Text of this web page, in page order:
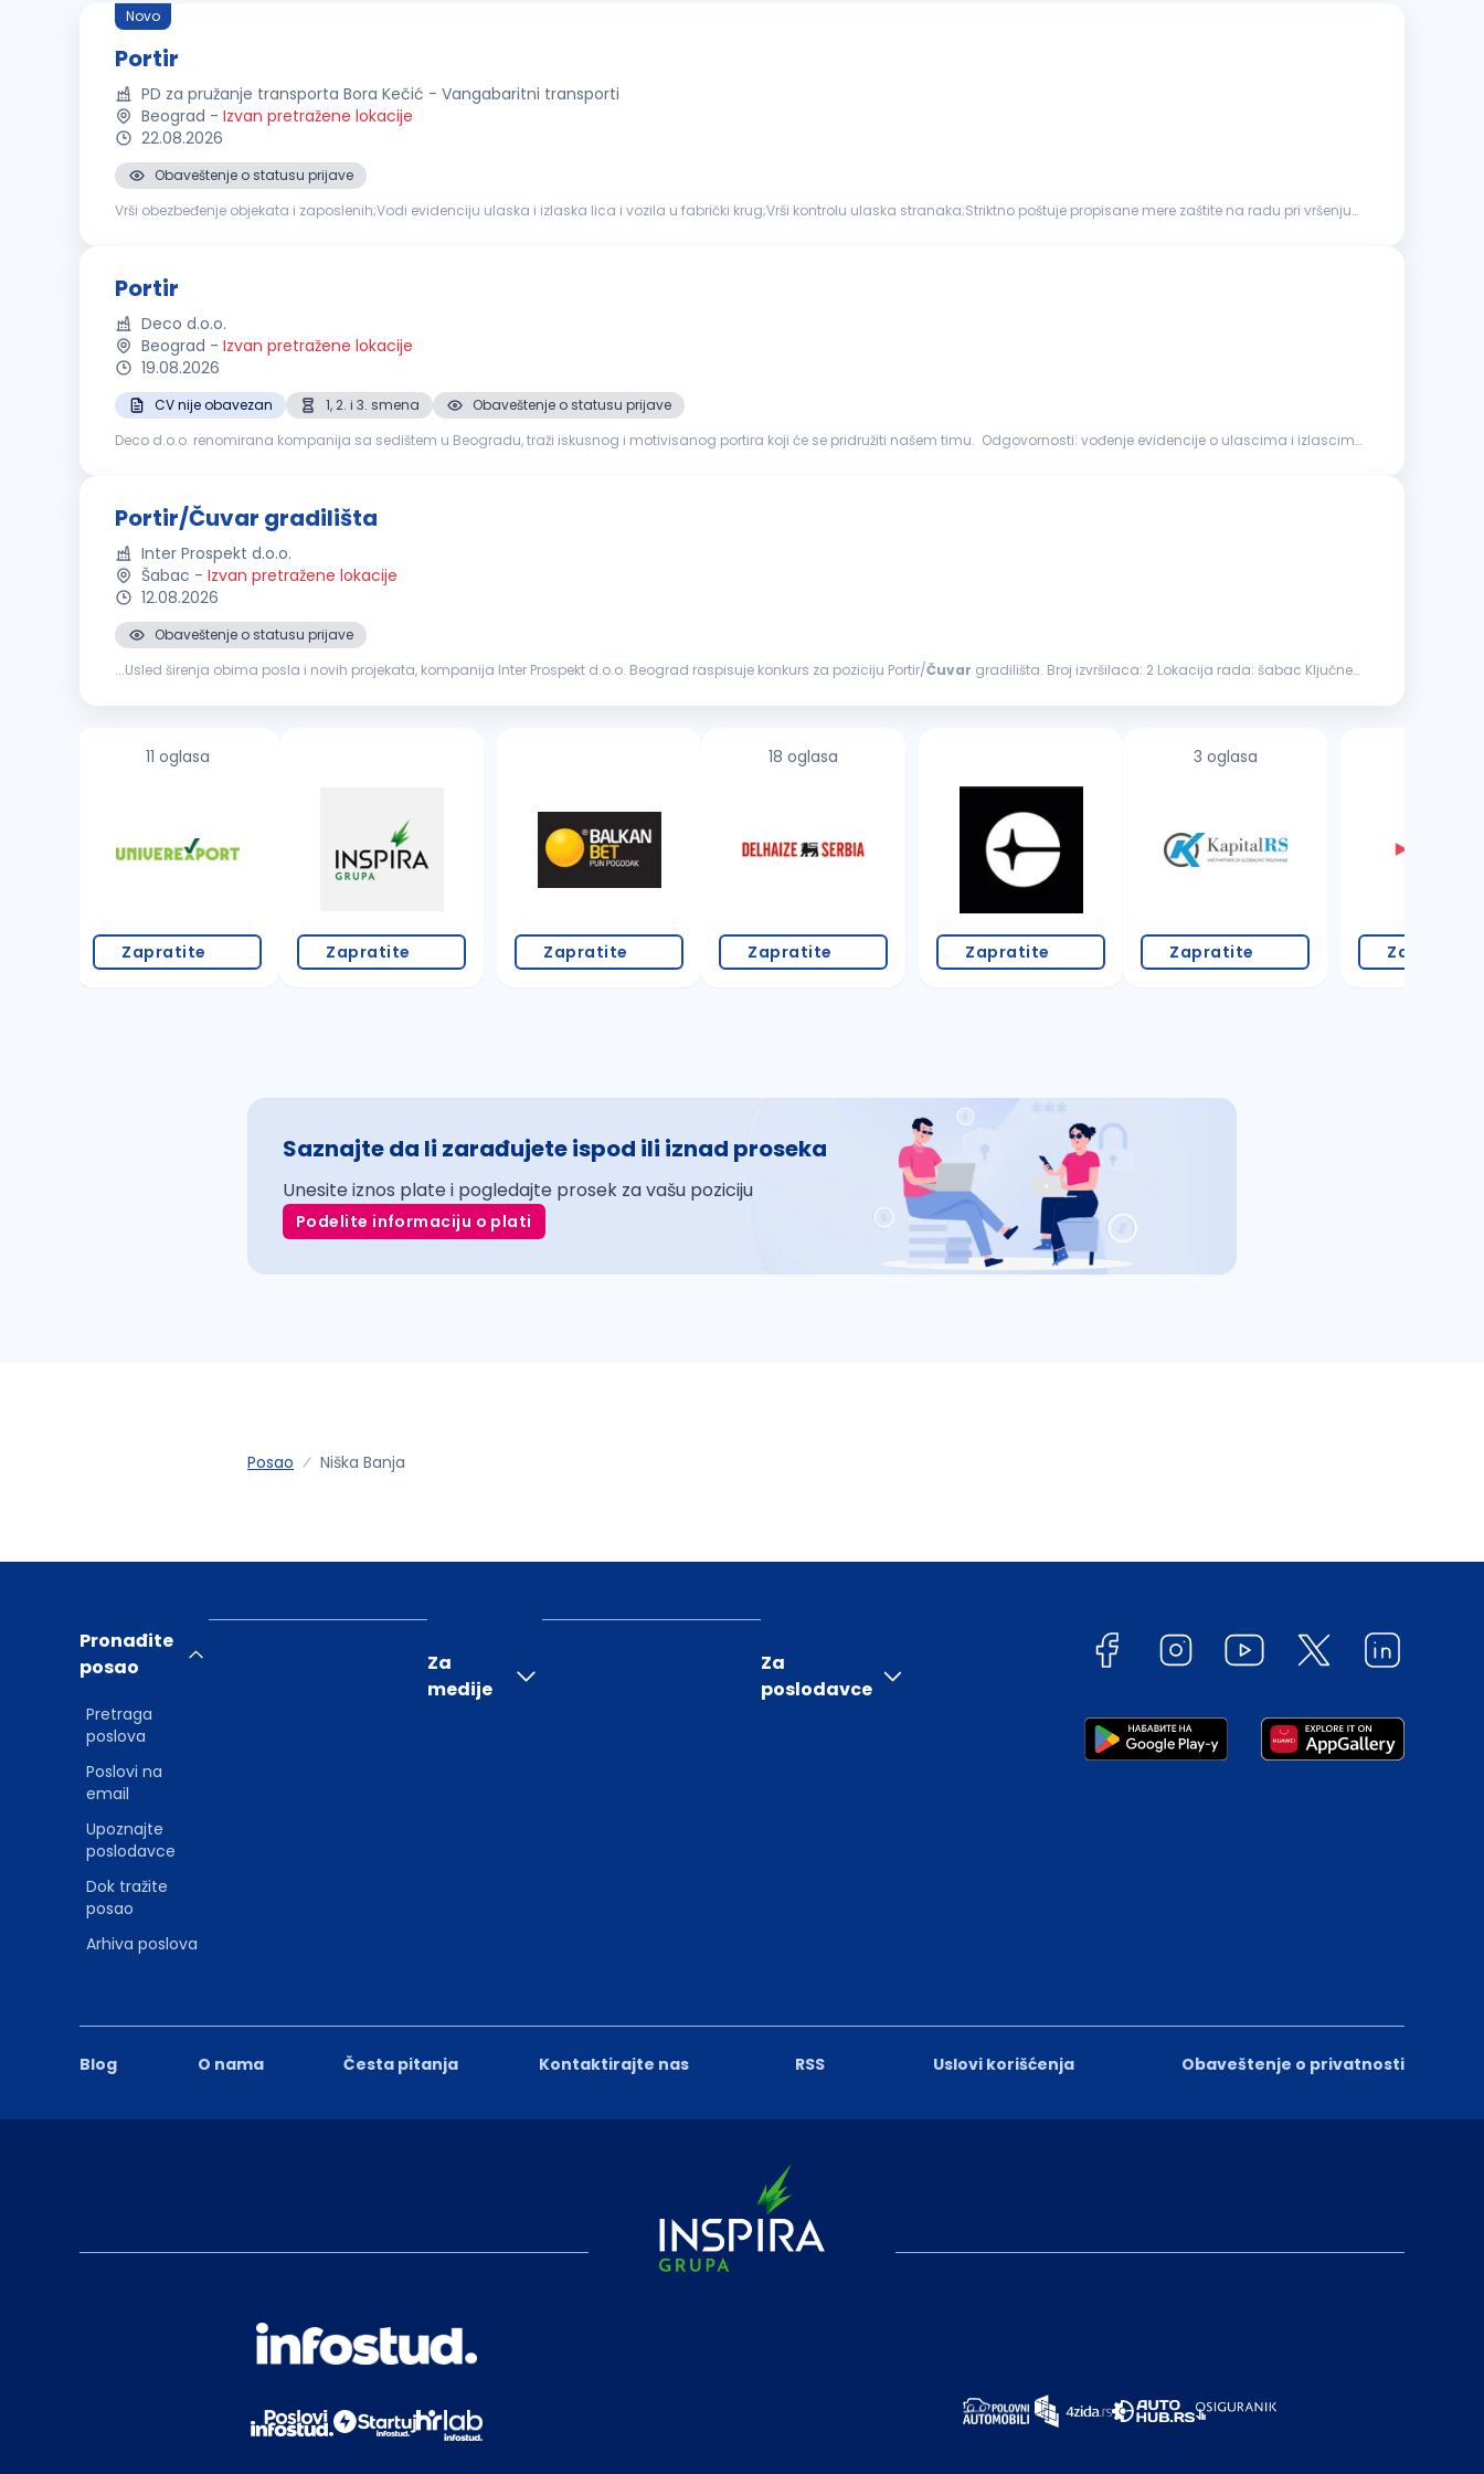
Novo
Portir
PD za pružanje transporta Bora Kečić - Vangabaritni transporti
Beograd - Izvan pretražene lokacije
22.08.2026
Obaveštenje o statusu prijave
Vrši obezbeđenje objekata i zaposlenih;Vodi evidenciju ulaska i izlaska lica i vozila u fabrički krug;Vrši kontrolu ulaska stranaka;Striktno poštuje propisane mere zaštite na radu pri vršenju
Portir
Deco d.o.o.
Beograd - Izvan pretražene lokacije
19.08.2026
CV nije obavezan 1, 2. i 3. smena
Obaveštenje o statusu prijave
Deco d.o.o. renomirana kompanija sa sedištem u Beogradu, traži iskusnog i motivisanog portira koji će se pridružiti našem timu. Odgovornosti: vođenje evidencije o ulascima i izlascima
Portir/Čuvar gradilišta
Inter Prospekt d.o.o.
Šabac - Izvan pretražene lokacije
12.08.2026
Obaveštenje o statusu prijave
...Usled širenja obima posla i novih projekata, kompanija Inter Prospekt d.o.o. Beograd raspisuje konkurs za poziciju Portir/Čuvar gradilišta. Broj izvršilaca: 2 Lokacija rada: šabac Ključne
11 oglasa
Zapratite Zapratite Zapratite
18 oglasa
Zapratite Zapratite
3 oglasa
Zapratite Zapratite
Saznajte da li zarađujete ispod ili iznad proseka
Unesite iznos plate i pogledajte prosek za vašu poziciju
Podelite informaciju o plati
Posao Niška Banja
Blog O nama Česta pitanja Kontaktirajte nas RSS Uslovi korišćenja Obaveštenje o privatnosti
Pronađite
posao
Pretraga
poslova
Poslovi na
email
Upoznajte
poslodavce
Dok tražite
posao
Arhiva poslova
Za
medije
Za
poslodavce